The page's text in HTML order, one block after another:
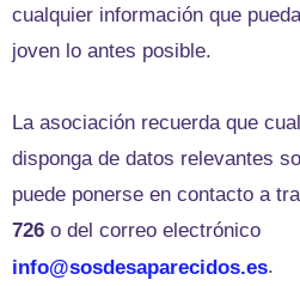
cualquier información que
joven lo antes posible.
La asociación recuerda que
disponga de datos relevantes
puede ponerse en contacto a
726 o del correo electrónico
info@sosdesaparecidos.es.